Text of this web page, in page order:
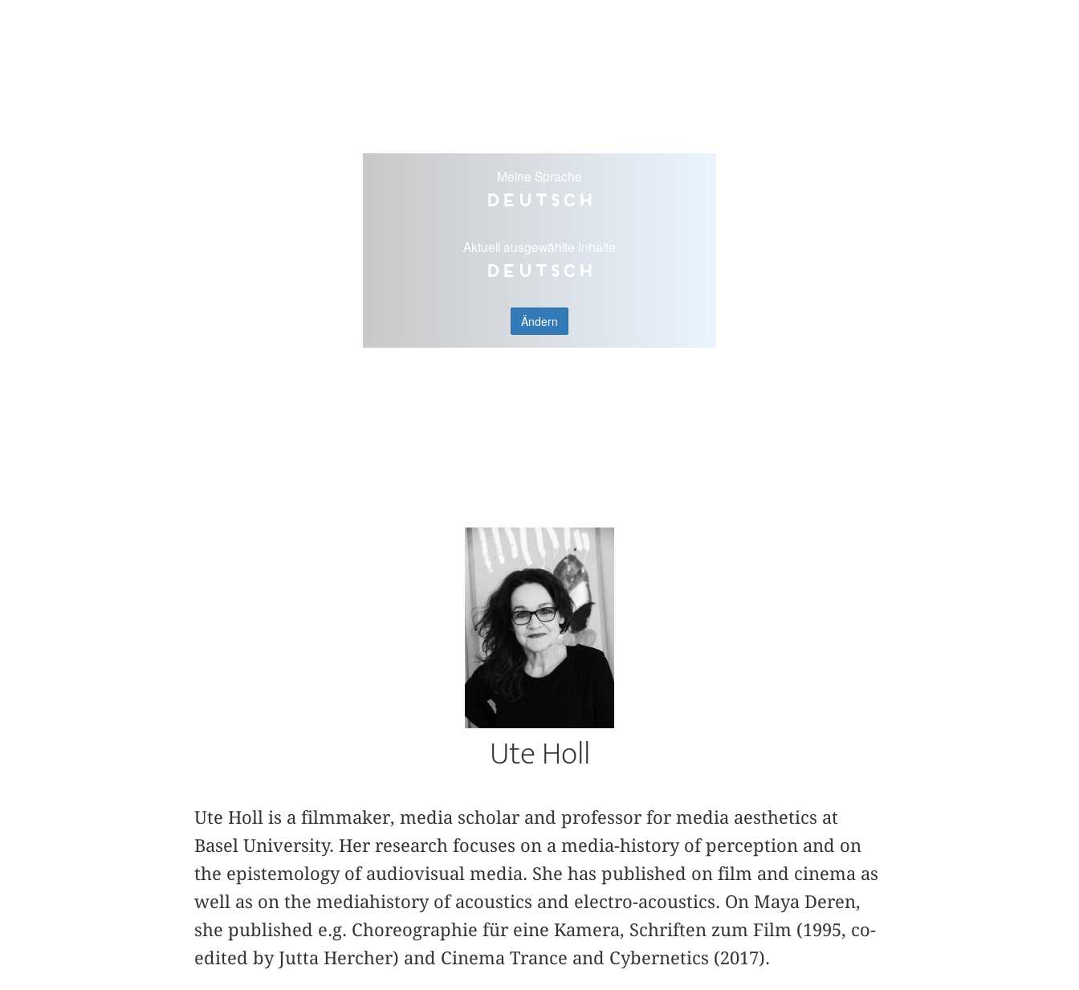
Meine Sprache
Deutsch
Aktuell ausgewählte Inhalte
Deutsch
Ändern
Ute Holl
Ute Holl is a filmmaker, media scholar and professor for media aesthetics at
Basel University. Her research focuses on a media-history of perception and on
the epistemology of audiovisual media. She has published on film and cinema as
well as on the mediahistory of acoustics and electro-acoustics. On Maya Deren,
she published e.g. Choreographie für eine Kamera, Schriften zum Film (1995, co-
edited by Jutta Hercher) and Cinema Trance and Cybernetics (2017).